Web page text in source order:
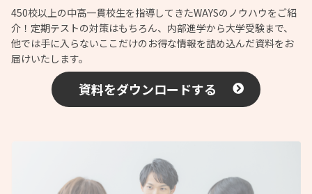
450校以上の中高一貫校生を指導してきたWAYSのノウハウをご紹
介！定期テストの対策はもちろん、内部進学から大学受験まで、
他では手に入らないここだけのお得な情報を詰め込んだ資料をお
届けいたします。
資料をダウンロードする